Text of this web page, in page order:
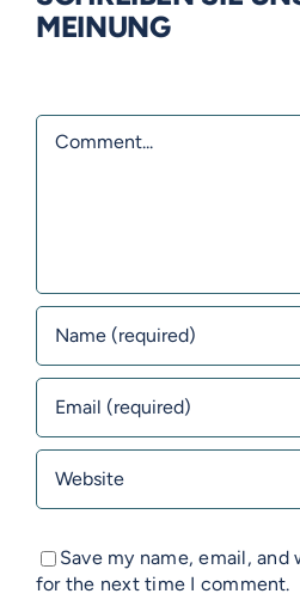
MEINUNG
Comment
Save my name, email,
for the next time I comment.